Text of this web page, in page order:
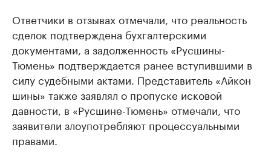
Ответчики в отзывах отмечали, что реальность
сделок подтверждена бухгалтерскими
документами, а задолженность «Русшины-
Тюмень» подтверждается ранее вступившими в
силу судебными актами. Представитель «Айкон
шины» также заявлял о пропуске исковой
давности, в «Русшине-Тюмень» отмечали, что
заявители злоупотребляют процессуальными
правами.